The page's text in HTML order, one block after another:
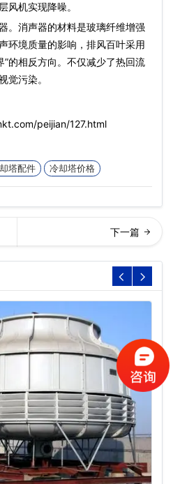
风机实现降噪。
消声器的材料是玻璃纤维增强
环境质量的影响，排风百叶采用
的相反方向。不仅减少了热回流
觉污染。
peijian/127.html
塔配件 冷却塔价格
却塔消音器